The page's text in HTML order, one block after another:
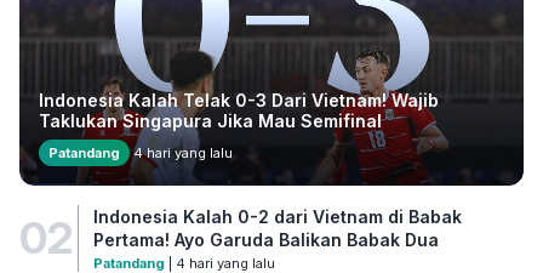
Indonesia Kalah Telak 0-3 Dari Vietnam! Wajib
Taklukan Singapura Jika Mau Semifinal
Patandang 4 hari yang lalu
02
Indonesia Kalah 0-2 dari Vietnam di Babak
Pertama! Ayo Garuda Balikan Babak Dua
Patandang | 4 hari yang lalu